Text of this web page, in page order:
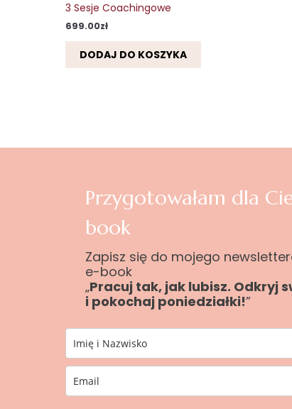
3 Sesje Coachingowe
699.00zł
DODAJ DO KOSZYKA
Przygotowałam dla
book
Zapisz się do mojego
e-book
„Pracuj tak, jak lubisz. Odkryj
i pokochaj poniedziałki!”